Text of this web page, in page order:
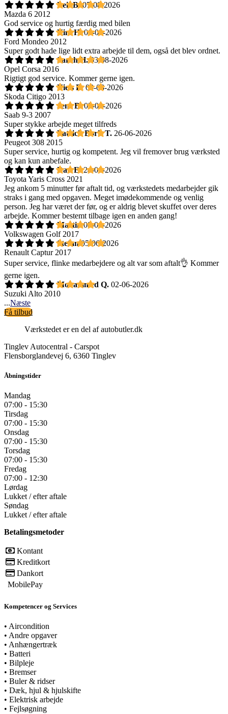
Leif B. 07-08-2026
Mazda 6 2012
God service og hurtig færdig med bilen
Kim H. 06-08-2026
Ford Mondeo 2012
Super godt hade lige lidt extra arbejde til dem, også det blev ordnet.
Sarah H. 03-08-2026
Opel Corsa 2016
Rigtigt god service. Kommer gerne igen.
Niels B. 03-08-2026
Skoda Citigo 2013
Jens B. 03-08-2026
Saab 9-3 2007
Super stykke arbejde meget tilfreds
Patrick Boris T. 26-06-2026
Peugeot 308 2015
Super service, hurtig og kompetent. Jeg vil fremover brug værksted
og kan kun anbefale.
Dan E. 24-06-2026
Toyota Yaris Cross 2021
Jeg ankom 5 minutter før aftalt tid, og værkstedets medarbejder gik
straks i gang med opgaven. Meget imødekommende og venlig
person. Jeg har været der før, og er aldrig blevet skuffet over deres
arbejde. Kommer bestemt tilbage igen en anden gang!
Martin 08-06-2026
Volkswagen Golf 2017
Stefan 05-06-2026
Renault Captur 2017
Super service, flinke medarbejdere og alt var som aftalt👌 Kommer
gerne igen.
Mohammed Q. 02-06-2026
Suzuki Alto 2010
...Næste
Få tilbud
Værkstedet er en del af autobutler.dk
Tinglev Autocentral - Carspot
Flensborglandevej 6, 6360 Tinglev
Åbningstider
Mandag
07:00 - 15:30
Tirsdag
07:00 - 15:30
Onsdag
07:00 - 15:30
Torsdag
07:00 - 15:30
Fredag
07:00 - 12:30
Lørdag
Lukket / efter aftale
Søndag
Lukket / efter aftale
Betalingsmetoder
Kontant
Kreditkort
Dankort
MobilePay
Kompetencer og Services
• Aircondition
• Andre opgaver
• Anhængertræk
• Batteri
• Bilpleje
• Bremser
• Buler & ridser
• Dæk, hjul & hjulskifte
• Elektrisk arbejde
• Fejlsøgning